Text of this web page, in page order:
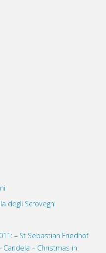
degli Scrovegni
– St Sebastian Friedhof
Candela – Christmas in